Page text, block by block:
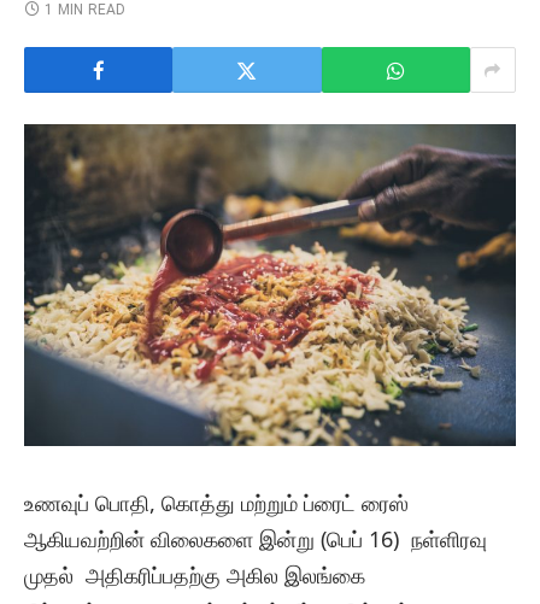
1 MIN READ
உணவுப் பொதி, கொத்து மற்றும் ப்ரைட் ரைஸ்
ஆகியவற்றின் விலைகளை இன்று (பெப் 16) நள்ளிரவு
முதல் அதிகரிப்பதற்கு அகில இலங்கை